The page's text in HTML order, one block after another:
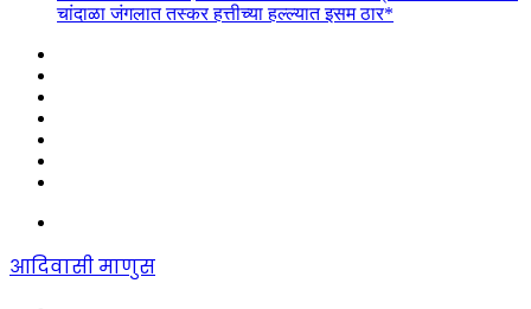
चांदाळा जंगलात तस्कर हत्तीच्या हल्ल्यात इसम ठार*
आदिवासी माणुस